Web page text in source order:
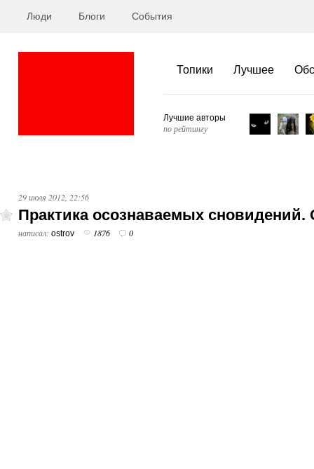
Люди Блоги События
Топики Лучшее
Лучшие авторы
по рейтингу
29 июля 2012, 22:56
Практика осознаваемых
написал: ostrov 1876 0